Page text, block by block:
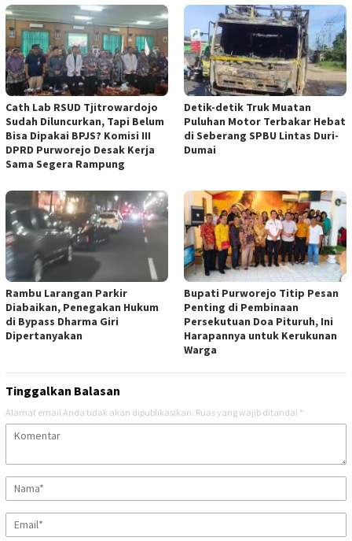
‎Cath Lab RSUD Tjitrowardojo
Sudah Diluncurkan, Tapi Belum
Bisa Dipakai BPJS? Komisi III
DPRD Purworejo Desak Kerja
Sama Segera Rampung
Detik-detik Truk Muatan
Puluhan Motor Terbakar Hebat
di Seberang SPBU Lintas Duri-
Dumai
Rambu Larangan Parkir
Diabaikan, Penegakan Hukum
di Bypass Dharma Giri
Dipertanyakan
Bupati Purworejo Titip Pesan
Penting di Pembinaan
Persekutuan Doa Pituruh, Ini
Harapannya untuk Kerukunan
Warga
Tinggalkan Balasan
Alamat email Anda tidak akan dipublikasikan. Ruas yang wajib ditandai *